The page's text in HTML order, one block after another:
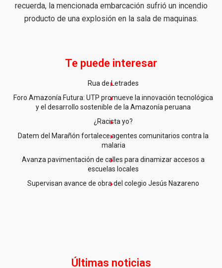
recuerda, la mencionada embarcación sufrió un incendio
producto de una explosión en la sala de maquinas.
Te puede interesar
Rua de Letrades
Foro Amazonía Futura: UTP promueve la innovación tecnológica
y el desarrollo sostenible de la Amazonía peruana
¿Racista yo?
Datem del Marañón fortalece agentes comunitarios contra la
malaria
Avanza pavimentación de calles para dinamizar accesos a
escuelas locales
Supervisan avance de obra del colegio Jesús Nazareno
Últimas noticias